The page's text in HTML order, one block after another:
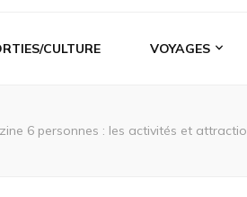
CULTURE VOYAGES
6 personnes : les activités et